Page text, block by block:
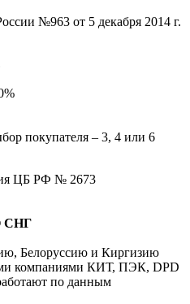
№963 от 5 декабря 2014 г.
покупателя – 3, 4 или 6
ЦБ РФ № 2673
СНГ
Белоруссию и Киргизию
компаниями КИТ, ПЭК, DPD
по данным